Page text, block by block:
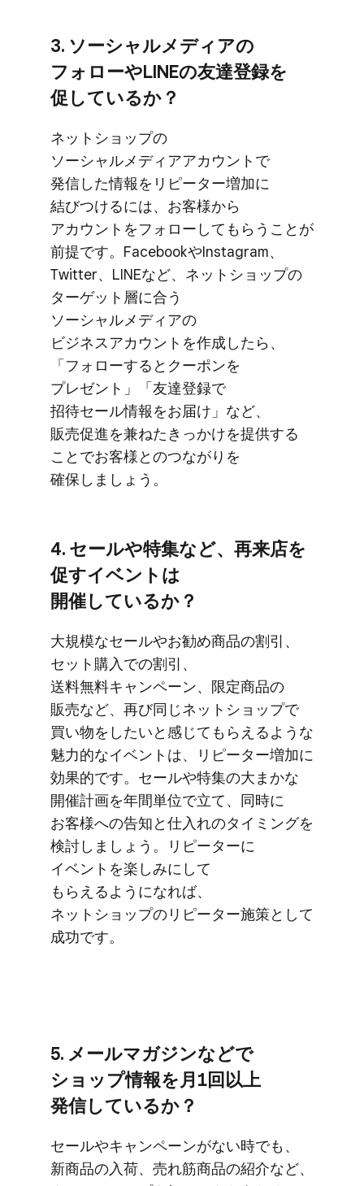
3. ソーシャルメディアの​
フォローや​LINEの​友達登録を​
促しているか？
ネットショップの​
ソーシャルメディアアカウントで​
発信した​情報を​リピーター増加に​
結びつけるには、​お客様から​
アカウントを​フォローして​もらうことが​
前提です。​Facebookや​Instagram、​
Twitter、​LINEなど、​ネットショップの​
ターゲット層に​合う​
ソーシャルメディアの​
ビジネスアカウントを​作成したら、​
「フォローすると​クーポンを​
プレゼント」​「友達登録で​
招待セール情報を​お届け」など、​
販売促進を​兼ねた​きっかけを​提供する​
ことで​お客様との​つながりを​
確保しましょう。
4. セールや​特集など、​再来店を​
促すイベントは​
開催しているか？
大規模な​セールや​お勧め商品の​割引、​
セット購入での​割引、​
送料無料キャンペーン、​限定商品の​
販売など、​再び同じ​ネットショップで​
買い物を​したいと​感じて​もらえるような​
魅力的な​イベントは、​リピーター増加に​
効果的です。​セールや​特集の​大まかな​
開催計画を​年間単位で​立て、​同時に​
お客様への​告知と​仕入れの​タイミングを​
検討しましょう。​リピーターに​
イベントを​楽しみに​して​
もらえるようになれば、​
ネットショップの​リピーター施策と​して​
成功です。
5. メールマガジンなどで​
ショップ情報を​月1回以上​
発信しているか？
セールや​キャンペーンが​ない​時でも、​
新商品の​入荷、​売れ筋商品の​紹介など、​